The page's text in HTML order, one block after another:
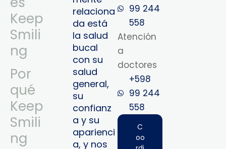
Keep
Smili
ng
Por
qué
Keep
Smili
ng
relaciona
da está
la salud
bucal
con su
salud
general,
su
confianz
a y su
aparienci
a, y nos
99 244
558
Atención
a
doctores
+598
99 244
558‬‬
C
oo